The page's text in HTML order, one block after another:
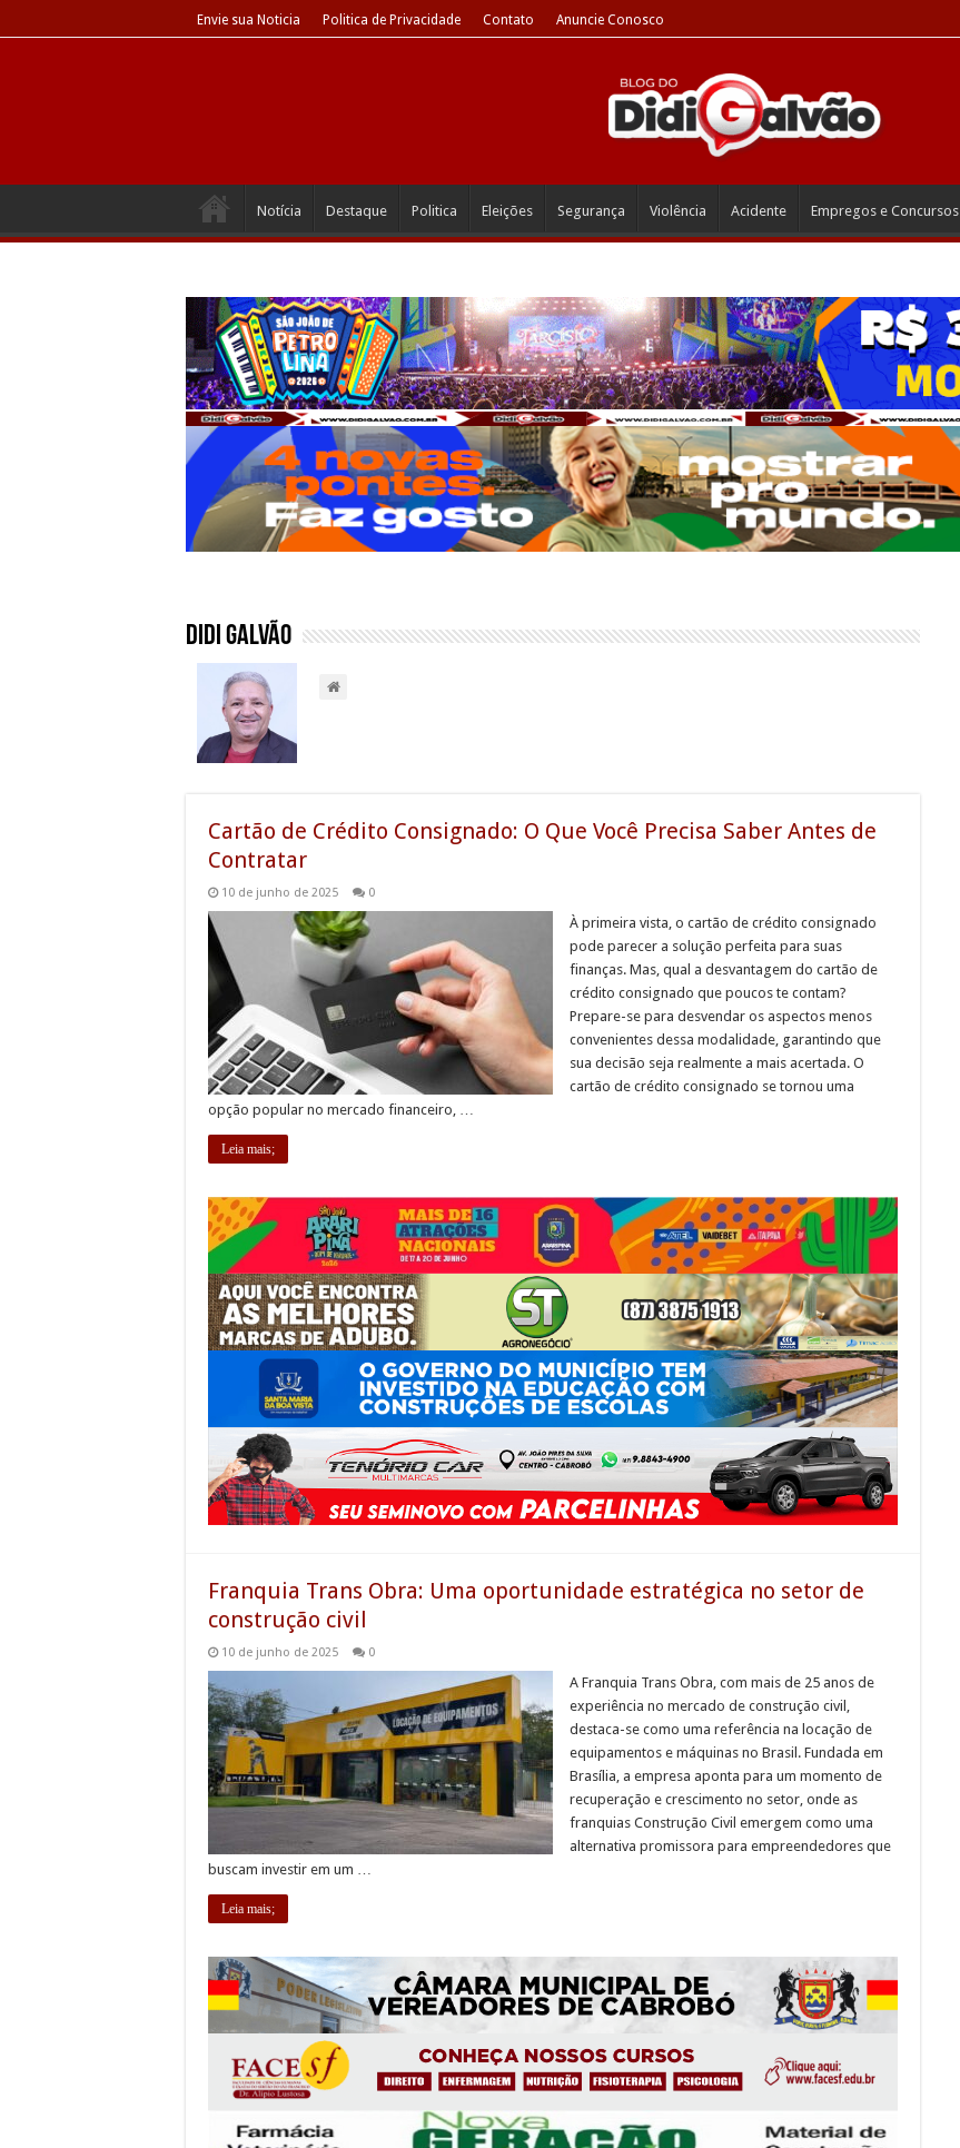
Envie sua Noticia Politica de Privacidade Contato Anuncie Conosco
Notícia Destaque Politica Eleições Segurança Violência Acidente Empregos e Concursos
Didi Galvão
Cartão de Crédito Consignado: O Que Você Precisa Saber Antes de
Contratar
10 de junho de 2025 0
À primeira vista, o cartão de crédito consignado
pode parecer a solução perfeita para suas
finanças. Mas, qual a desvantagem do cartão de
crédito consignado que poucos te contam?
Prepare-se para desvendar os aspectos menos
convenientes dessa modalidade, garantindo que
sua decisão seja realmente a mais acertada. O
cartão de crédito consignado se tornou uma
opção popular no mercado financeiro, …
Leia mais;
Franquia Trans Obra: Uma oportunidade estratégica no setor de
construção civil
10 de junho de 2025 0
A Franquia Trans Obra, com mais de 25 anos de
experiência no mercado de construção civil,
destaca-se como uma referência na locação de
equipamentos e máquinas no Brasil. Fundada em
Brasília, a empresa aponta para um momento de
recuperação e crescimento no setor, onde as
franquias Construção Civil emergem como uma
alternativa promissora para empreendedores que
buscam investir em um …
Leia mais;